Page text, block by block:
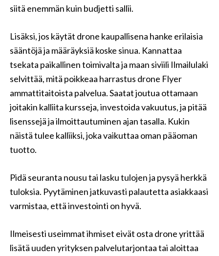
siitä enemmän kuin budjetti sallii.
Lisäksi, jos käytät drone kaupallisena hanke erilaisia ​​
sääntöjä ja määräyksiä koske sinua. Kannattaa
tsekata paikallinen toimivalta ja maan siviili Ilmailulaki
selvittää, mitä poikkeaa harrastus drone Flyer
ammattitaitoista palvelua. Saatat joutua ottamaan
joitakin kalliita kursseja, investoida vakuutus, ja pitää
lisenssejä ja ilmoittautuminen ajan tasalla. Kukin
näistä tulee kalliiksi, joka vaikuttaa oman pääoman
tuotto.
Pidä seuranta nousu tai lasku tulojen ja pysyä herkkä
tuloksia. Pyytäminen jatkuvasti palautetta asiakkaasi
varmistaa, että investointi on hyvä.
Ilmeisesti useimmat ihmiset eivät osta drone yrittää
lisätä uuden yrityksen palvelutarjontaa tai aloittaa